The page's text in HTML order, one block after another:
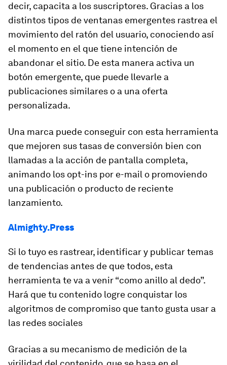
decir, capacita a los suscriptores. Gracias a los
distintos tipos de ventanas emergentes rastrea el
movimiento del ratón del usuario, conociendo así
el momento en el que tiene intención de
abandonar el sitio. De esta manera activa un
botón emergente, que puede llevarle a
publicaciones similares o a una oferta
personalizada.
Una marca puede conseguir con esta herramienta
que mejoren sus tasas de conversión bien con
llamadas a la acción de pantalla completa,
animando los opt-ins por e-mail o promoviendo
una publicación o producto de reciente
lanzamiento.
Almighty.Press
Si lo tuyo es rastrear, identificar y publicar temas
de tendencias antes de que todos, esta
herramienta te va a venir “como anillo al dedo”.
Hará que tu contenido logre conquistar los
algoritmos de compromiso que tanto gusta usar a
las redes sociales
Gracias a su mecanismo de medición de la